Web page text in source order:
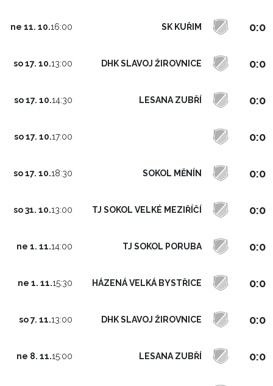
ne 11. 10.16:00 SK KUŘIM 0:0
so 17. 10.13:00 DHK SLAVOJ ŽIROVNICE 0:0
so 17. 10.14:30 LESANA ZUBŘÍ 0:0
so 17. 10.17:00 0:0
so 17. 10.18:30 SOKOL MĚNÍN 0:0
so 31. 10.13:00 TJ SOKOL VELKÉ MEZIŘÍČÍ 0:0
ne 1. 11.14:00 TJ SOKOL PORUBA 0:0
ne 1. 11.15:30 HÁZENÁ VELKÁ BYSTŘICE 0:0
so 7. 11.13:00 DHK SLAVOJ ŽIROVNICE 0:0
ne 8. 11.15:00 LESANA ZUBŘÍ 0:0